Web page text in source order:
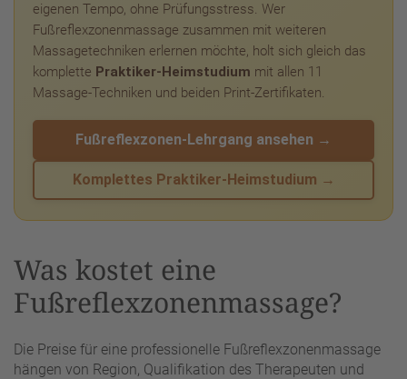
eigenen Tempo, ohne Prüfungsstress. Wer
Fußreflexzonenmassage zusammen mit weiteren
Massagetechniken erlernen möchte, holt sich gleich das
komplette Praktiker-Heimstudium mit allen 11
Massage-Techniken und beiden Print-Zertifikaten.
Fußreflexzonen-Lehrgang ansehen →
Komplettes Praktiker-Heimstudium →
Was kostet eine
Fußreflexzonenmassage?
Die Preise für eine professionelle Fußreflexzonenmassage
hängen von Region, Qualifikation des Therapeuten und